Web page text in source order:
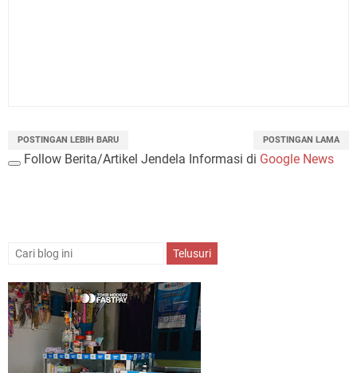
POSTINGAN LEBIH BARU POSTINGAN LAMA
Follow Berita/Artikel Jendela Informasi di Google News